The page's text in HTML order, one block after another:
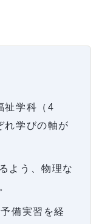
祉学科（4
れ学びの軸が
よう、物理な
備実習を経